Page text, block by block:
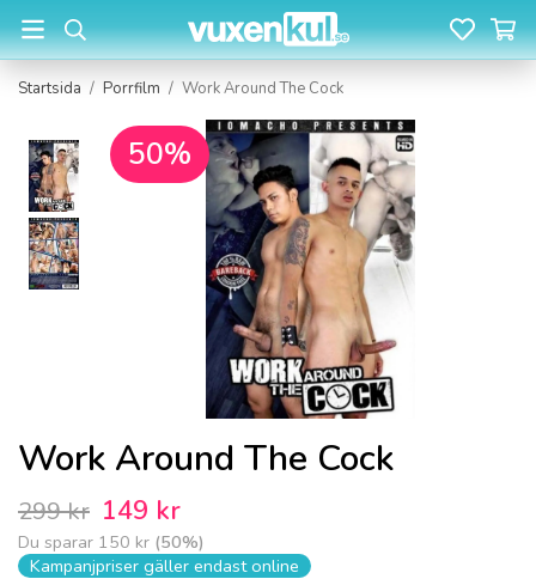
Startsida / Porrfilm / Work Around The Cock
50%
Work Around The Cock
299 kr 149 kr
Du sparar 150 kr (50%)
Kampanjpriser gäller endast online